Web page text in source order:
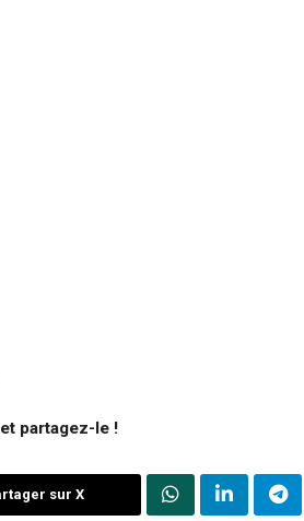
partagez-le !
sur X